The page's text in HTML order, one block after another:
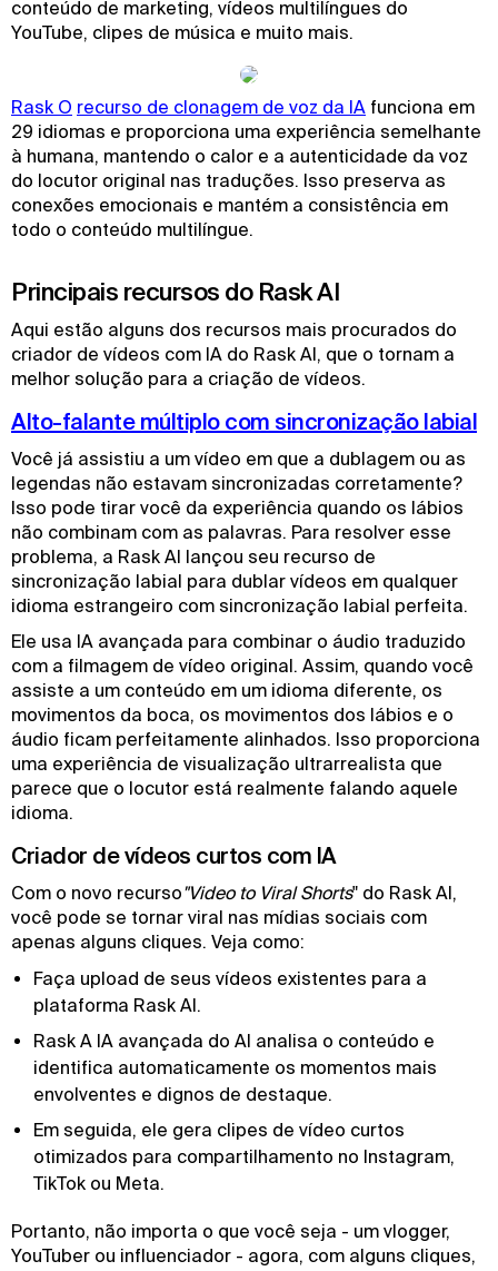
conteúdo de marketing, vídeos multilíngues do
YouTube, clipes de música e muito mais.
Rask O recurso de clonagem de voz da IA funciona em
29 idiomas e proporciona uma experiência semelhante
à humana, mantendo o calor e a autenticidade da voz
do locutor original nas traduções. Isso preserva as
conexões emocionais e mantém a consistência em
todo o conteúdo multilíngue.
Principais recursos do Rask AI
Aqui estão alguns dos recursos mais procurados do
criador de vídeos com IA do Rask AI, que o tornam a
melhor solução para a criação de vídeos.
Alto-falante múltiplo com sincronização labial
Você já assistiu a um vídeo em que a dublagem ou as
legendas não estavam sincronizadas corretamente?
Isso pode tirar você da experiência quando os lábios
não combinam com as palavras. Para resolver esse
problema, a Rask AI lançou seu recurso de
sincronização labial para dublar vídeos em qualquer
idioma estrangeiro com sincronização labial perfeita.
Ele usa IA avançada para combinar o áudio traduzido
com a filmagem de vídeo original. Assim, quando você
assiste a um conteúdo em um idioma diferente, os
movimentos da boca, os movimentos dos lábios e o
áudio ficam perfeitamente alinhados. Isso proporciona
uma experiência de visualização ultrarrealista que
parece que o locutor está realmente falando aquele
idioma.
Criador de vídeos curtos com IA
Com o novo recurso"Video to Viral Shorts" do Rask AI,
você pode se tornar viral nas mídias sociais com
apenas alguns cliques. Veja como:
Faça upload de seus vídeos existentes para a
plataforma Rask AI.
Rask A IA avançada do AI analisa o conteúdo e
identifica automaticamente os momentos mais
envolventes e dignos de destaque.
Em seguida, ele gera clipes de vídeo curtos
otimizados para compartilhamento no Instagram,
TikTok ou Meta.
Portanto, não importa o que você seja - um vlogger,
YouTuber ou influenciador - agora, com alguns cliques,